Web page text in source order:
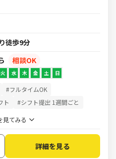
徒歩9分
相談OK
火 水 木 金 土 日
#フルタイムOK
ト #シフト提出 1週間ごと
見てみる
詳細を見る